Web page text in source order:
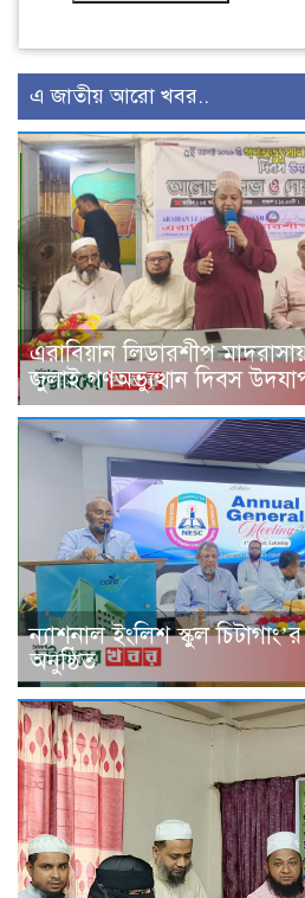
এ জাতীয় আরো খবর..
এরাবিয়ান লিডারশীপ
জুলাই গণঅভ্যুত্থান দিবস
ন্যাশনাল ইংলিশ স্কুল
অনুষ্ঠিত